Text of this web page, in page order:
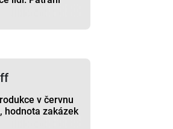
v červnu
hodnota zakázek